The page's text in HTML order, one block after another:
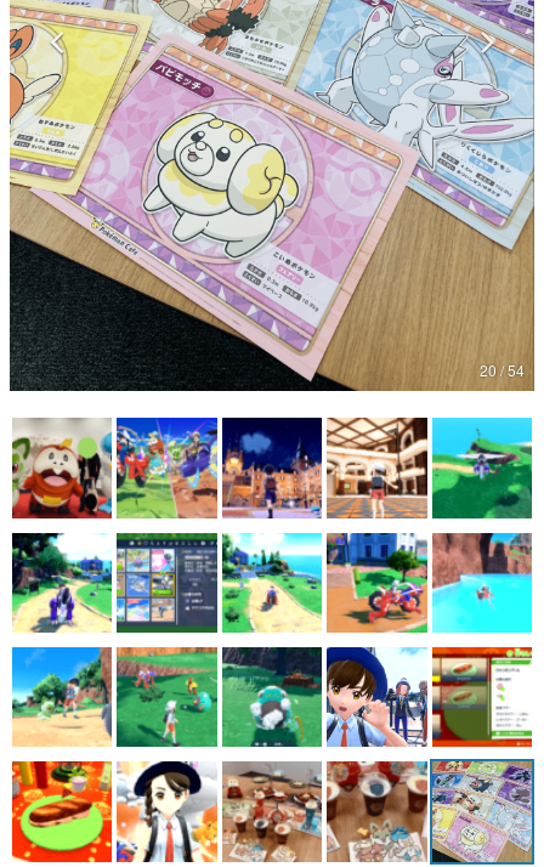
マンガ
女性向け
アプリレビュー
その他
電ファミニコゲーマーとは？
運営：株式会社マレ
20 / 54